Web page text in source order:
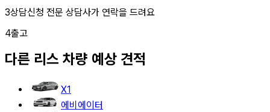
3상담신청 전문 상담사가 연락을 드려요
4출고
다른 리스 차량 예상 견적
X1
에비에이터